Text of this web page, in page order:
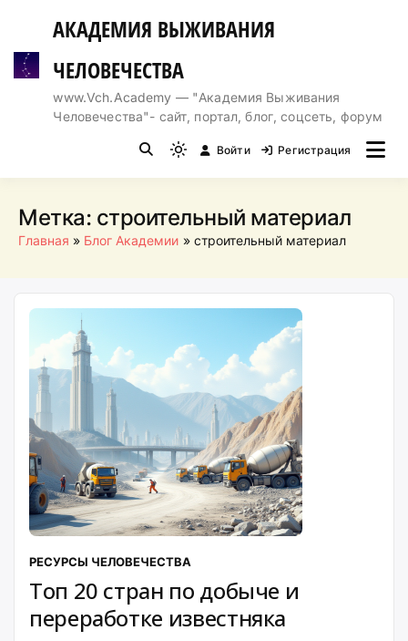
содержимому
АКАДЕМИЯ ВЫЖИВАНИЯ
ЧЕЛОВЕЧЕСТВА
www.Vch.Academy — "Академия Выживания
Человечества"- сайт, портал, блог, соцсеть, форум
Light
mode
to
switch
Войти Регистрация
Метка: строительный материал
Главная Блог Академии строительный материал
РЕСУРСЫ ЧЕЛОВЕЧЕСТВА
Топ 20 стран по добыче и
переработке известняка